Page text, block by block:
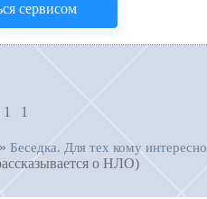
сервисом
1 1
» Беседка. Для тех кому интересно
о НЛО)